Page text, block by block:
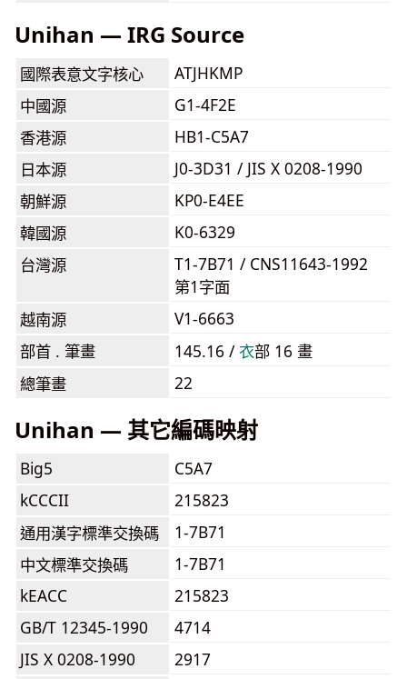
Unihan — IRG Source
國際表意文字核心
ATJHKMP
中國源
G1-4F2E
香港源
HB1-C5A7
日本源
J0-3D31 / JIS X 0208-1990
朝鮮源
KP0-E4EE
韓國源
K0-6329
台灣源
T1-7B71 / CNS11643-1992
第1字面
越南源
V1-6663
部首 . 筆畫
145.16 /⾐部 16 畫
總筆畫
22
Unihan — 其它編碼映射
Big5
C5A7
kCCCII
215823
通用漢字標準交換碼
1-7B71
中文標準交換碼
1-7B71
kEACC
215823
GB/T 12345-1990
4714
JIS X 0208-1990
2917